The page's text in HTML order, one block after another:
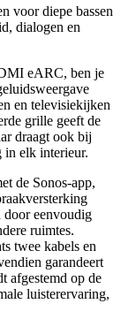
voor diepe bassen
dialogen en
eARC, ben je
en televisiekijken
grille geeft de
draagt ook bij
in elk interieur.
de Sonos-app,
door eenvoudig
ruimtes.
twee kabels en
garandeert
afgestemd op de
luisterervaring,